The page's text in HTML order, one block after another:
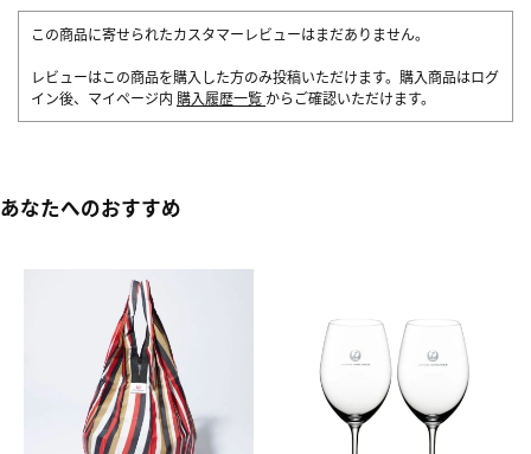
この商品に寄せられたカスタマーレビューはまだありません。
レビューはこの商品を購入した方のみ投稿いただけます。購入商品はログ
イン後、マイページ内 購入履歴一覧 からご確認いただけます。
あなたへのおすすめ